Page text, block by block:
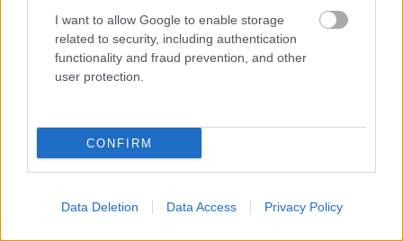
I want to allow Google to enable storage
related to security, including authentication
functionality and fraud prevention, and other
user protection.
CONFIRM
Data Deletion Data Access Privacy Policy
Látványos építési szakasz indult be a
Flórián téri felüljárón
HÍRLEVÉL